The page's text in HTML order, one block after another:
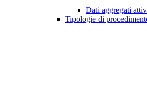
Dati aggregati
Tipologie di